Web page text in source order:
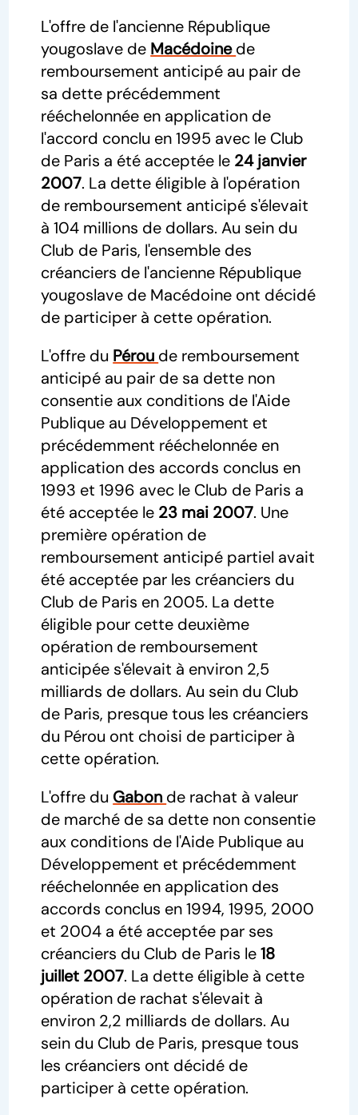
L'offre de l'ancienne République
yougoslave de Macédoinede
remboursement anticipé au pair de
sa dette précédemment
rééchelonnée en application de
l'accord conclu en 1995 avec le Club
de Paris a été acceptée le 24 janvier
2007. La dette éligible à l'opération
de remboursement anticipé s'élevait
à 104 millions de dollars. Au sein du
Club de Paris, l'ensemble des
créanciers de l'ancienne République
yougoslave de Macédoine ont décidé
de participer à cette opération.
L'offre du Pérou de remboursement
anticipé au pair de sa dette non
consentie aux conditions de l'Aide
Publique au Développement et
précédemment rééchelonnée en
application des accords conclus en
1993 et 1996 avec le Club de Paris a
été acceptée le 23 mai 2007. Une
première opération de
remboursement anticipé partiel avait
été acceptée par les créanciers du
Club de Paris en 2005. La dette
éligible pour cette deuxième
opération de remboursement
anticipée s'élevait à environ 2,5
milliards de dollars. Au sein du Club
de Paris, presque tous les créanciers
du Pérou ont choisi de participer à
cette opération.
L'offre du Gabon de rachat à valeur
de marché de sa dette non consentie
aux conditions de l'Aide Publique au
Développement et précédemment
rééchelonnée en application des
accords conclus en 1994, 1995, 2000
et 2004 a été acceptée par ses
créanciers du Club de Paris le18
juillet 2007. La dette éligible à cette
opération de rachat s'élevait à
environ 2,2 milliards de dollars. Au
sein du Club de Paris, presque tous
les créanciers ont décidé de
participer à cette opération.